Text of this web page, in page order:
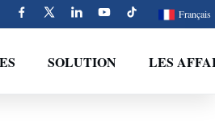
Français
SOLUTION LES